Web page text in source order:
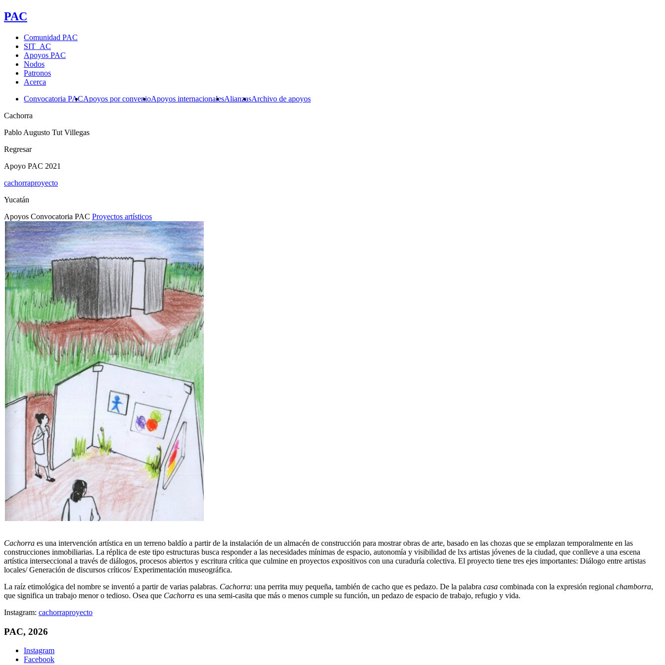
PAC
Comunidad PAC
SIT_AC
Apoyos PAC
Nodos
Patronos
Acerca
Convocatoria PACApoyos por convenioApoyos internacionalesAlianzasArchivo de apoyos
Cachorra
Pablo Augusto Tut Villegas
Regresar
Apoyo PAC 2021
cachorraproyecto
Yucatán
Apoyos Convocatoria PAC Proyectos artísticos
Cachorra es una intervención artística en un terreno baldío a partir de la instalación de un almacén de construcción para mostrar obras de arte, basado en las chozas que se emplazan temporalmente en las
construcciones inmobiliarias. La réplica de este tipo estructuras busca responder a las necesidades mínimas de espacio, autonomía y visibilidad de lxs artistas jóvenes de la ciudad, que conlleve a una escena
artística interseccional a través de diálogos, procesos abiertos y escritura crítica que culmine en proyectos expositivos con una curaduría colectiva. El proyecto tiene tres ejes importantes: Diálogo entre artistas
locales/ Generación de discursos críticos/ Experimentación museográfica.
La raíz etimológica del nombre se inventó a partir de varias palabras. Cachorra: una perrita muy pequeña, también de cacho que es pedazo. De la palabra casa combinada con la expresión regional chamborra,
que significa un trabajo menor o tedioso. Osea que Cachorra es una semi-casita que más o menos cumple su función, un pedazo de espacio de trabajo, refugio y vida.
Instagram: cachorraproyecto
PAC, 2026
Instagram
Facebook